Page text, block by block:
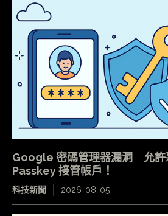
Google 密碼管理器漏洞 允許
Passkey 接管帳戶！
科技新聞 2026-08-05